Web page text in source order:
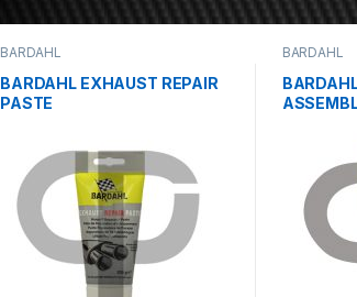
BARDAHL
BARDAHL EXHAUST REPAIR
PASTE
BARDAHL